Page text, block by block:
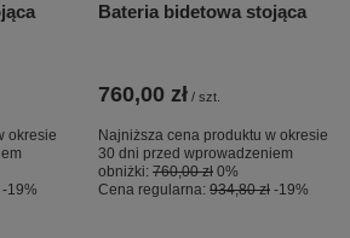
okresie
-19%
Bateria bidetowa stojąca
760,00 zł / szt.
Najniższa cena produktu w okresie
30 dni przed wprowadzeniem
obniżki: 760,00 zł 0%
Cena regularna: 934,80 zł -19%